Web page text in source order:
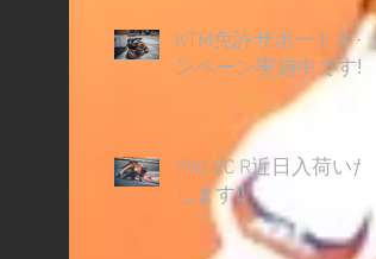
KTM免許サポートキャ
ンペーン実施中です‼
990 RC R近日入荷いた
します‼